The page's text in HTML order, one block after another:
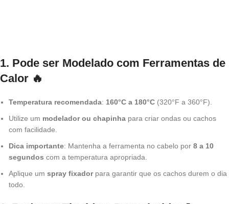
1. Pode ser Modelado com Ferramentas de
Calor 🔥
Temperatura recomendada: 160°C a 180°C (320°F a 360°F).
Utilize um modelador ou chapinha para criar ondas ou cachos
com facilidade.
Dica importante: Mantenha a ferramenta no cabelo por 8 a 10
segundos com a temperatura apropriada.
Aplique um spray fixadorpara garantir que os cachos durem o dia
todo.